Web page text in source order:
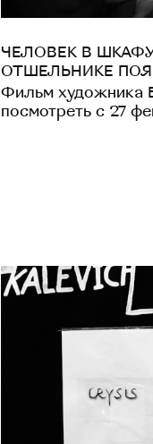
ЧЕЛОВЕК В
ОТШЕЛЬНИКЕ
Фильм художника
посмотреть с 27